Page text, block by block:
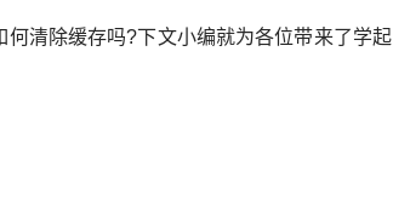
清除缓存吗?下文小编就为各位带来了学起